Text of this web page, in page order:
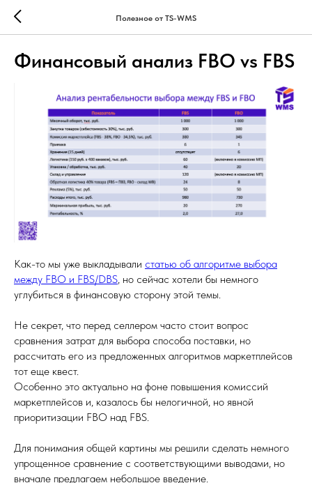
Полезное от TS-WMS
Финансовый анализ FBO vs FBS
Как-то мы уже выкладывали статью об алгоритме выбора
между FBO и FBS/DBS , но сейчас хотели бы немного
углубиться в финансовую сторону этой темы.
Не секрет, что перед селлером часто стоит вопрос
сравнения затрат для выбора способа поставки, но
рассчитать его из предложенных алгоритмов маркетплейсов
тот еще квест.
Особенно это актуально на фоне повышения комиссий
маркетплейсов и, казалось бы нелогичной, но явной
приоритизации FBO над FBS.
Для понимания общей картины мы решили сделать немного
упрощенное сравнение с соответствующими выводами, но
вначале предлагаем небольшое введение.